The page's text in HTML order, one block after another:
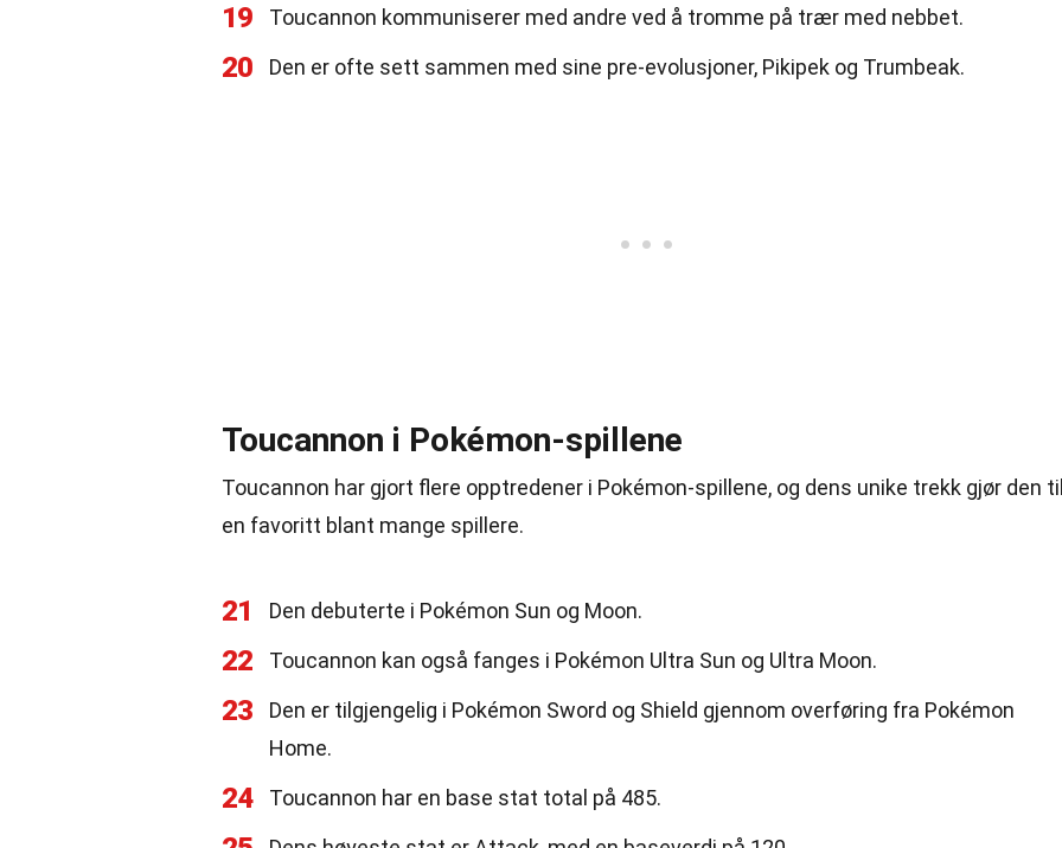
19 Toucannon kommuniserer med andre ved å tromme på trær med nebbet.
20 Den er ofte sett sammen med sine pre-evolusjoner, Pikipek og Trumbeak.
Toucannon i Pokémon-spillene
Toucannon har gjort flere opptredener i Pokémon-spillene, og dens unike trekk gjør den til
en favoritt blant mange spillere.
21 Den debuterte i Pokémon Sun og Moon.
22 Toucannon kan også fanges i Pokémon Ultra Sun og Ultra Moon.
23
Den er tilgjengelig i Pokémon Sword og Shield gjennom overføring fra Pokémon
Home.
24 Toucannon har en base stat total på 485.